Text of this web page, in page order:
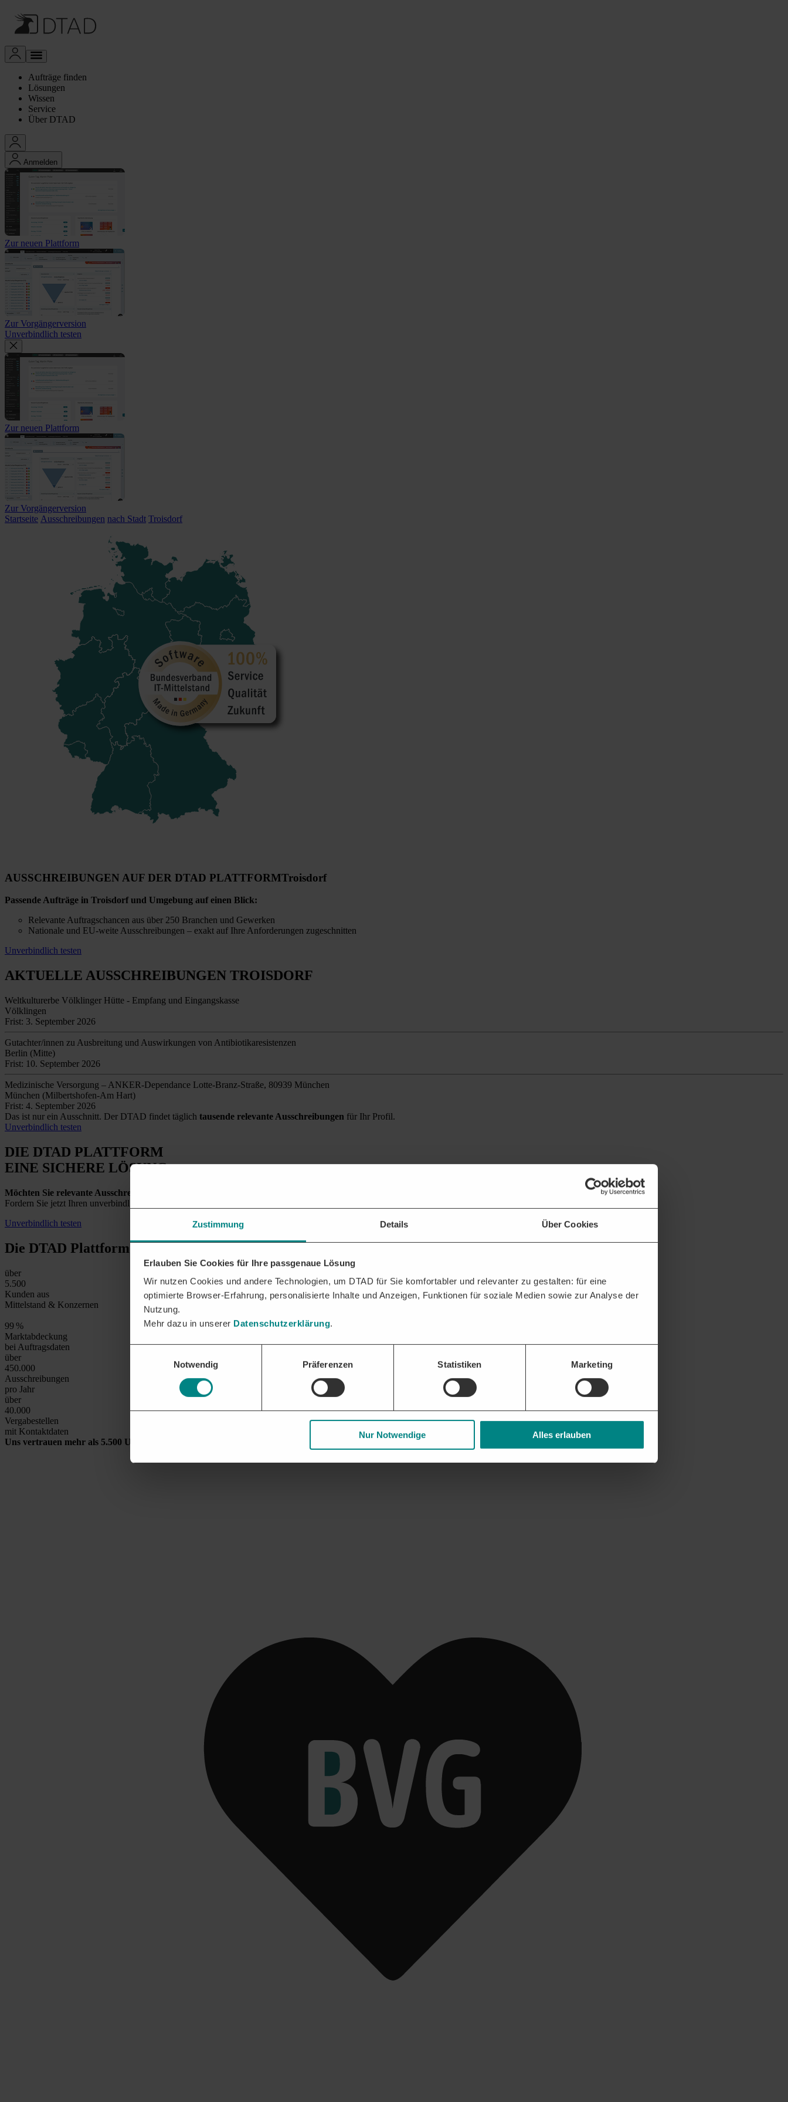
Zustimmung Details Über Cookies
Erlauben Sie Cookies für Ihre passgenaue Lösung
Wir nutzen Cookies und andere Technologien, um DTAD für Sie komfortabler und relevanter zu gestalten: für eine
optimierte Browser-Erfahrung, personalisierte Inhalte und Anzeigen, Funktionen für soziale Medien sowie zur Analyse der
Nutzung.
Mehr dazu in unserer Datenschutzerklärung.
Notwendig
Präferenzen Statistiken Marketing
Nur Notwendige Alles erlauben
Aufträge finden
Lösungen
Wissen
Service
Über DTAD
Anmelden
Zur neuen Plattform
Zur Vorgängerversion
Unverbindlich testen
Zur neuen Plattform
Zur Vorgängerversion
Startseite Ausschreibungen nach Stadt Troisdorf
AUSSCHREIBUNGEN AUF DER DTAD PLATTFORMTroisdorf
Passende Aufträge in Troisdorf und Umgebung auf einen Blick:
Relevante Auftragschancen aus über 250 Branchen und Gewerken
Nationale und EU-weite Ausschreibungen – exakt auf Ihre Anforderungen zugeschnitten
Unverbindlich testen
AKTUELLE AUSSCHREIBUNGEN TROISDORF
Weltkulturerbe Völklinger Hütte - Empfang und Eingangskasse
Völklingen
Frist: 3. September 2026
Gutachter/innen zu Ausbreitung und Auswirkungen von Antibiotikaresistenzen
Berlin (Mitte)
Frist: 10. September 2026
Medizinische Versorgung – ANKER-Dependance Lotte-Branz-Straße, 80939 München
München (Milbertshofen-Am Hart)
Frist: 4. September 2026
Das ist nur ein Ausschnitt. Der DTAD findet täglich tausende relevante Ausschreibungen für Ihr Profil.
Unverbindlich testen
DIE DTAD PLATTFORM
EINE SICHERE LÖSUNG
Möchten Sie relevante Ausschreibungen in Troisdorf und der Umgebung finden?
Fordern Sie jetzt Ihren unverbindlichen Testzugang an und entdecken Sie alle relevanten Auftragschancen für Ihr Unternehmen.
Unverbindlich testen
Die DTAD Plattformin Zahlen
über
5.500
Kunden aus
Mittelstand & Konzernen
99 %
Marktabdeckung
bei Auftragsdaten
über
450.000
Ausschreibungen
pro Jahr
über
40.000
Vergabestellen
mit Kontaktdaten
Uns vertrauen mehr als 5.500 Unternehmen